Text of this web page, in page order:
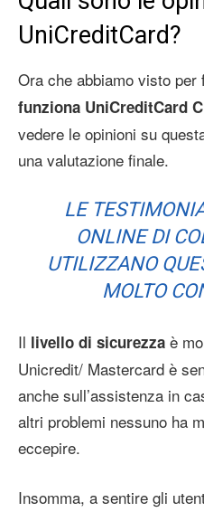
UniCreditCard?
Ora che abbiamo visto per
funziona UniCreditCard
vedere le opinioni su
una valutazione finale.
LE
ONLINE DI
UTILIZZANO
MOLTO
Il livello di sicurezza è
Unicredit/ Mastercard è
anche sull’assistenza in
altri problemi nessuno ha
eccepire.
Insomma, a sentire gli